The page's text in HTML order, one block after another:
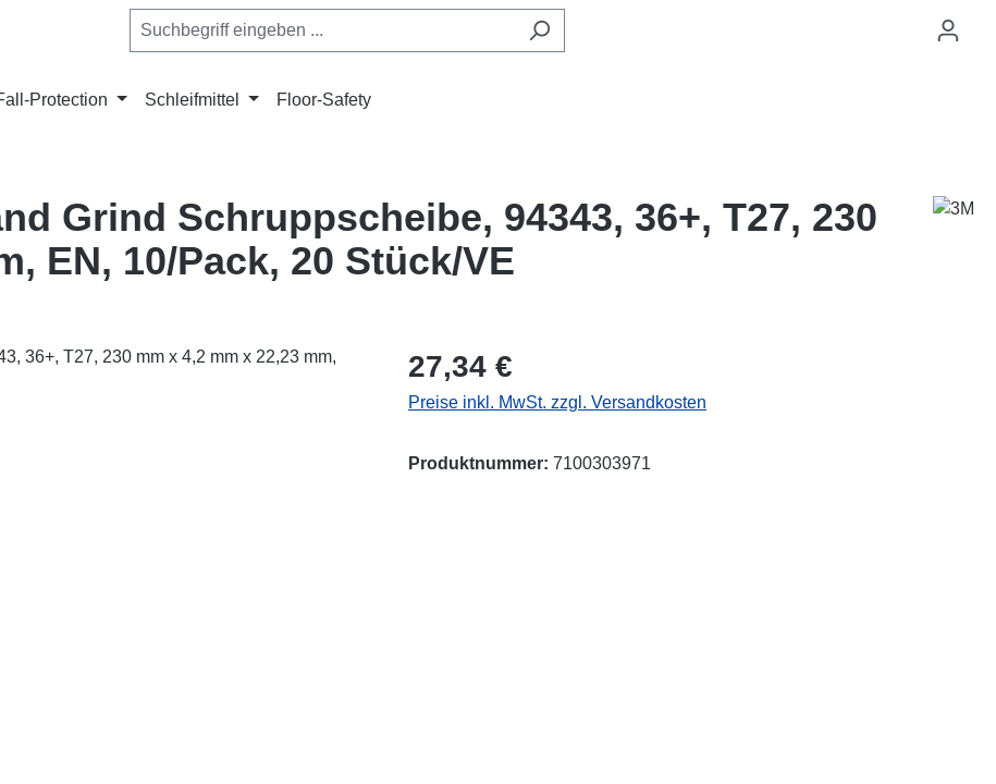
Protection Schleifmittel Floor-Safety
Grind Schruppscheibe, 94343, 36+, T27, 230
EN, 10/Pack, 20 Stück/VE
Regulärer Preis:
27,34 €
Preise inkl. MwSt. zzgl. Versandkosten
Produktnummer: 7100303971